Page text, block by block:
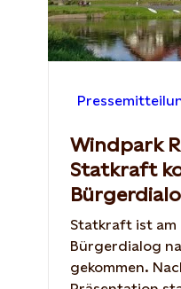
Windpark
Statkraft
Statkraft ist am
Bürgerdialog
gekommen.